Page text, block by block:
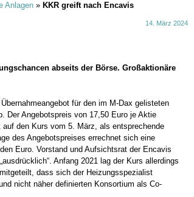
Anlagen » KKR greift nach Encavis
14. März 2024
abseits der Börse. Großaktionäre
für den im M-Dax gelisteten
Der Angebotspreis von 17,50 Euro je Aktie
den Kurs vom 5. März, als entsprechende
des Angebotspreises errechnet sich eine
Euro. Vorstand und Aufsichtsrat der Encavis
Anfang 2021 lag der Kurs allerdings
dass sich der Heizungsspezialist
nicht näher definierten Konsortium als Co-